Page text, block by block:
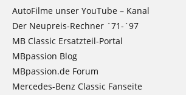
AutoFilme unser YouTube – Kanal
Der Neupreis-Rechner ´71-´97
MB Classic Ersatzteil-Portal
MBpassion Blog
MBpassion.de Forum
Mercedes-Benz Classic Fanseite